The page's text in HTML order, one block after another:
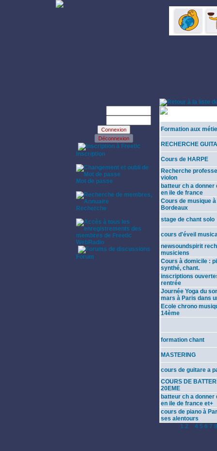
Inscription
Mot de passe
Recherche
WebRadio
Forum
Formation aux
RECHERCHE
Cours de HARPE
Recherche
violon
batteur ch a donner
en ile de france
Cours de musique
Bordeaux
stage de chant solo
cours d'éveil
newsoundspirit
musiciens
Cours à domicile :
synthé, chant.
inscriptions
rentrée
Journée Yoga du
mars à Paris dans
Ecole chrono
14ème
formation chant
MASTERING
cours de guitare a
COURS DE
20EME
batteur ch a donner
en ile de france et+
cours de piano à
ses alentours
1 2 4 5 6 7 8